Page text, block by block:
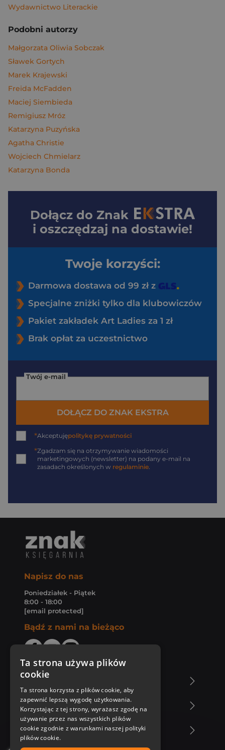
Wydawnictwo Literackie
Podobni autorzy
Małgorzata Oliwia Sobczak
Sławek Gortych
Marek Krajewski
Freida McFadden
Maciej Siembieda
Remigiusz Mróz
Katarzyna Puzyńska
Agatha Christie
Wojciech Chmielarz
Katarzyna Bonda
Dołącz do Znak
i oszczędzaj na dostawie!
Twoje korzyści:
Darmowa dostawa od 99 zł z
Specjalne zniżki tylko dla klubowiczów
Pakiet zakładek Art Ladies za 1 zł
Brak opłat za uczestnictwo
Twój e-mail
DOŁĄCZ DO ZNAK EKSTRA
*Akceptujępolitykę prywatności
*Zgadzam się na otrzymywanie wiadomości
marketingowych (newsletter) na podany e-mail na
zasadach określonych w regulaminie.
Napisz do nas
Poniedziałek - Piątek
8:00 - 18:00
[email protected]
Bądź z nami na bieżąco
Zakupy u nas
Nasza oferta
Ta strona używa plików
cookie
Ta strona korzysta z plików cookie, aby
zapewnić lepszą wygodę użytkowania.
Korzystając z tej strony, wyrażasz zgodę na
używanie przez nas wszystkich plików
cookie zgodnie z warunkami naszej polityki
plików cookie.